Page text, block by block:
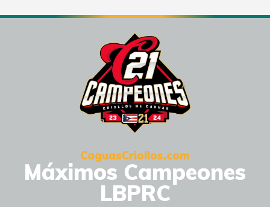
CaguasCriollos.com
Máximos Campeones
LBPRC